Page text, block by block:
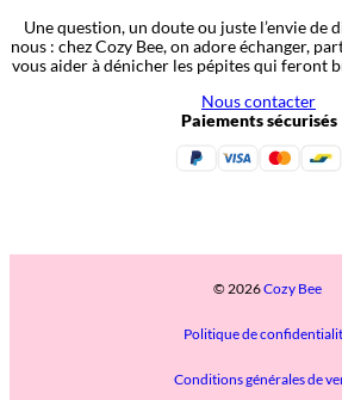
Une question, un doute ou juste l’envie de
nous : chez Cozy Bee, on adore échanger,
vous aider à dénicher les pépites qui feront
Nous contacter
Paiements sécurisés
© 2026Cozy Bee
Politique de
Conditions générales de